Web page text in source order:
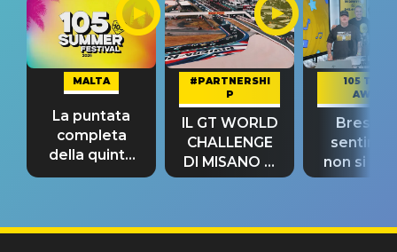
MALTA
La puntata
completa
della quinta
tappa
#PARTNERSHI
P
IL GT WORLD
CHALLENGE
DI MISANO si
riconferma
105 TAKE
AWAY
Bresh:
non si
fino alla